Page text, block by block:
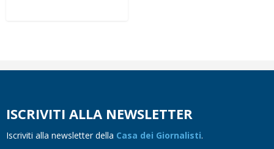
ISCRIVITI ALLA NEWSLETTER
Iscriviti alla newsletter della Casa dei Giornalisti.